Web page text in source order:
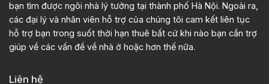
bạn tìm được ngôi nhà lý tưởng tại thành phố Hà Nội. Ngoài ra,
các đại lý và nhân viên hỗ trợ của chúng tôi cam kết liên tục
hỗ trợ bạn trong suốt thời hạn thuê bất cứ khi nào bạn cần trợ
giúp về các vấn đề về nhà ở hoặc hơn thế nữa.
Liên hệ